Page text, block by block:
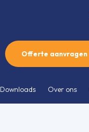
Offerte aanvragen
Downloads Over ons